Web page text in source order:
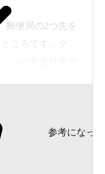
郵便局の2つ先を
ころです。ク
ク冷蔵庫、漫画
した。
自販機あり。
プです。フィッ
気風呂、赤外
参考になった